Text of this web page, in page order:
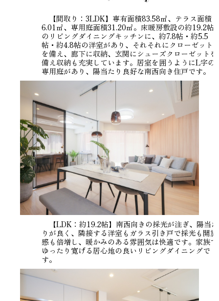
【間取り：3LDK】専有面積83.58㎡、テラス面積
6.01㎡、専用庭面積31.20㎡。床暖房敷設の約19.2帖
のリビングダイニングキッチンに、約7.8帖・約5.5
帖・約4.8帖の洋室があり、それそれにクローゼット
を備え、廊下に収納、玄関にシューズクローゼットを
備え収納も充実しています。居室を囲うようにL字の
専用庭があり、陽当たり良好な南西向き住戸です。
【LDK：約19.2帖】南西向きの採光が注ぎ、陽当た
りが良く、隣接する洋室もガラス引き戸で採光も開放
感も倍増し、暖かみのある雰囲気は快適です。家族で
ゆったり寛げる居心地の良いリビングダイニングで
す。